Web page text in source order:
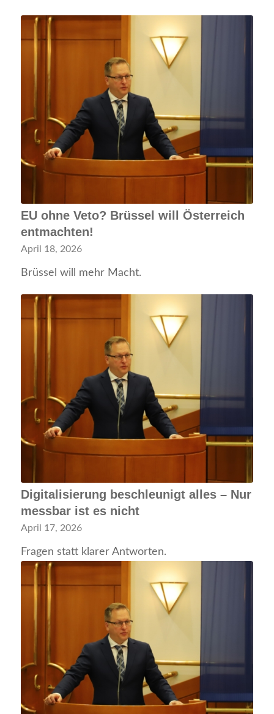
EU ohne Veto? Brüssel will Österreich
entmachten!
April 18, 2026
Brüssel will mehr Macht.
Digitalisierung beschleunigt alles – Nur
messbar ist es nicht
April 17, 2026
Fragen statt klarer Antworten.